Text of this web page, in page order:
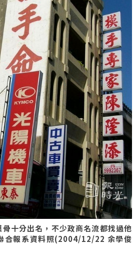
十分出名，不少政商名流都找過他
合報系資料照(2004/12/22 余學俊